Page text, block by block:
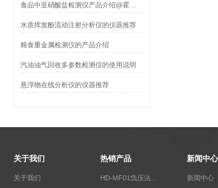
水质挥发酚流动注射分析仪的仪器推荐
粮食重金属检测仪的产品介绍
汽油油气回收多参数检测仪的使用说明
悬浮物在线分析仪的仪器推荐
关于我们
关于我们
热销产品
HD-MF01负压法密封性测试仪
新闻中心
新闻中心